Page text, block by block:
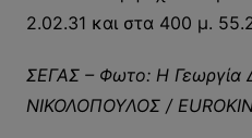
2.02.31 και στα 400 μ.
ΣΕΓΑΣ – Φωτο: Η
ΝΙΚΟΛΟΠΟΥΛΟΣ /